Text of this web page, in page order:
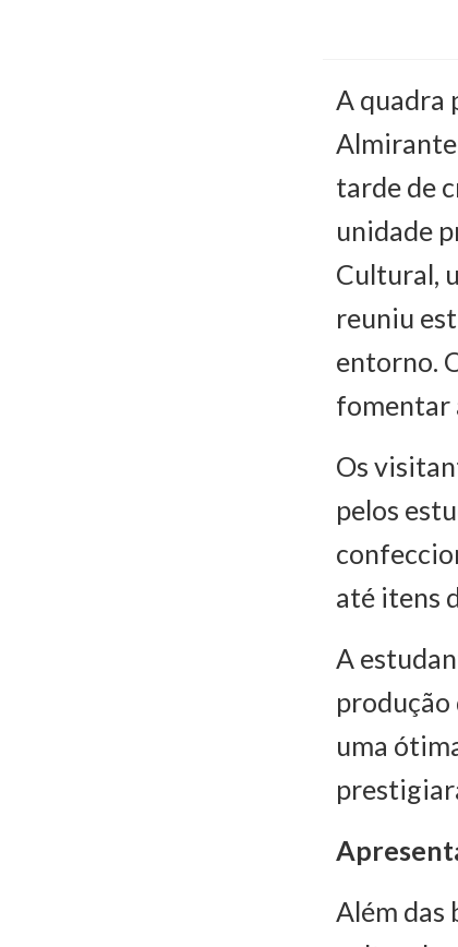
A quadra
Almirante
tarde de
unidade
Cultural,
reuniu
entorno.
fomentar
Os
pelos
até itens
A
produção
uma
Além das